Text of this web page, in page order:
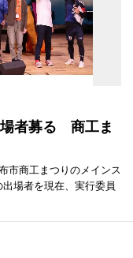
者募る 商工ま
市商工まつりのメインス
場者を現在、実行委員